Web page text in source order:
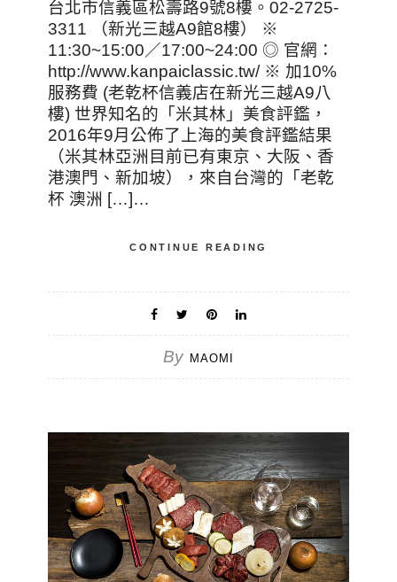
台北市信義區松壽路9號8樓。02-2725-
3311 （新光三越A9館8樓） ※
11:30~15:00／17:00~24:00 ◎ 官網：
http://www.kanpaiclassic.tw/ ※ 加10%
服務費 (老乾杯信義店在新光三越A9八
樓) 世界知名的「米其林」美食評鑑，
2016年9月公佈了上海的美食評鑑結果
（米其林亞洲目前已有東京、大阪、香
港澳門、新加坡），來自台灣的「老乾
杯 澳洲 […]…
CONTINUE READING
By MAOMI